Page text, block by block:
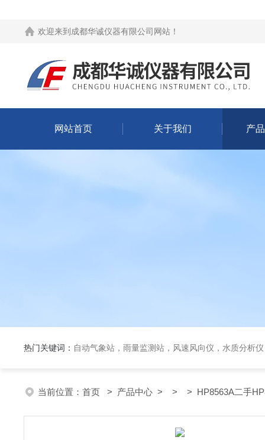
欢迎来到 成都华诚仪器有限公司网站 ！
网站首页 关于我们 产
热门关键词： 自动气象站，雨量监测站，风速风向仪，水质分析
当前位置： 首页 > 产品中心 > > > HP8563A二手